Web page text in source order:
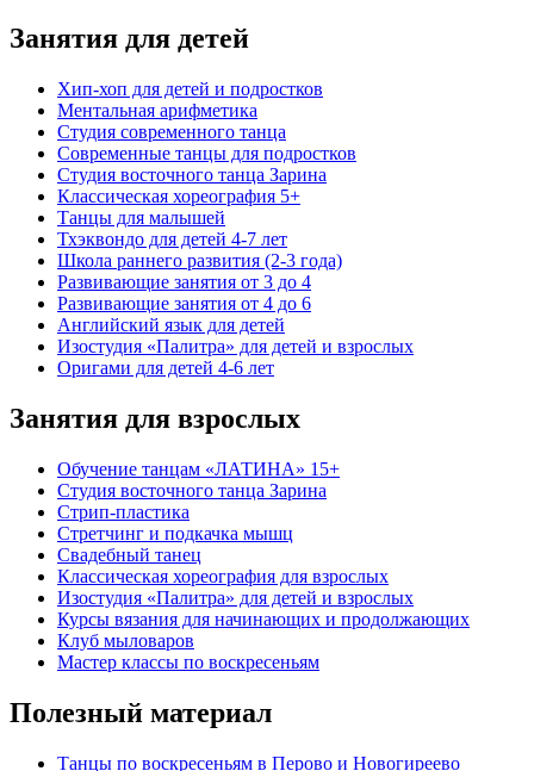
Занятия для детей
Хип-хоп для детей и подростков
Ментальная арифметика
Студия современного танца
Современные танцы для подростков
Студия восточного танца Зарина
Классическая хореография 5+
Танцы для малышей
Тхэквондо для детей 4-7 лет
Школа раннего развития (2-3 года)
Развивающие занятия от 3 до 4
Развивающие занятия от 4 до 6
Английский язык для детей
Изостудия «Палитра» для детей и взрослых
Оригами для детей 4-6 лет
Занятия для взрослых
Обучение танцам «ЛАТИНА» 15+
Студия восточного танца Зарина
Стрип-пластика
Стретчинг и подкачка мышц
Свадебный танец
Классическая хореография для взрослых
Изостудия «Палитра» для детей и взрослых
Курсы вязания для начинающих и продолжающих
Клуб мыловаров
Мастер классы по воскресеньям
Полезный материал
Танцы по воскресеньям в Перово и Новогиреево